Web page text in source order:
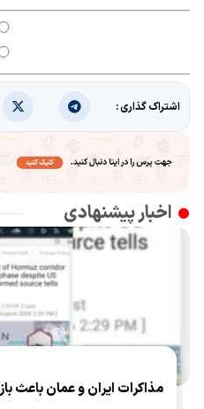
اشتراک گذاری :
اخبار پیشنهادی
مذاکرات ایران و عمان باعث